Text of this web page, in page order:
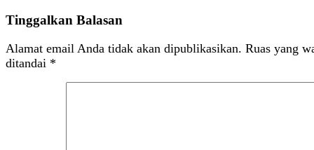
Tinggalkan Balasan
Alamat email Anda tidak akan dipublikasikan. Ruas yang
ditandai *